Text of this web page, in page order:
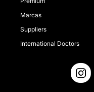
Marcas
Suppliers
International Doctors